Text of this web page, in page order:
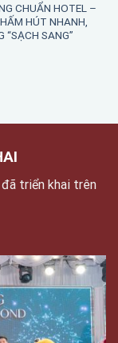
CHUẨN HOTEL –
HÚT NHANH,
“SẠCH SANG”
triển khai trên